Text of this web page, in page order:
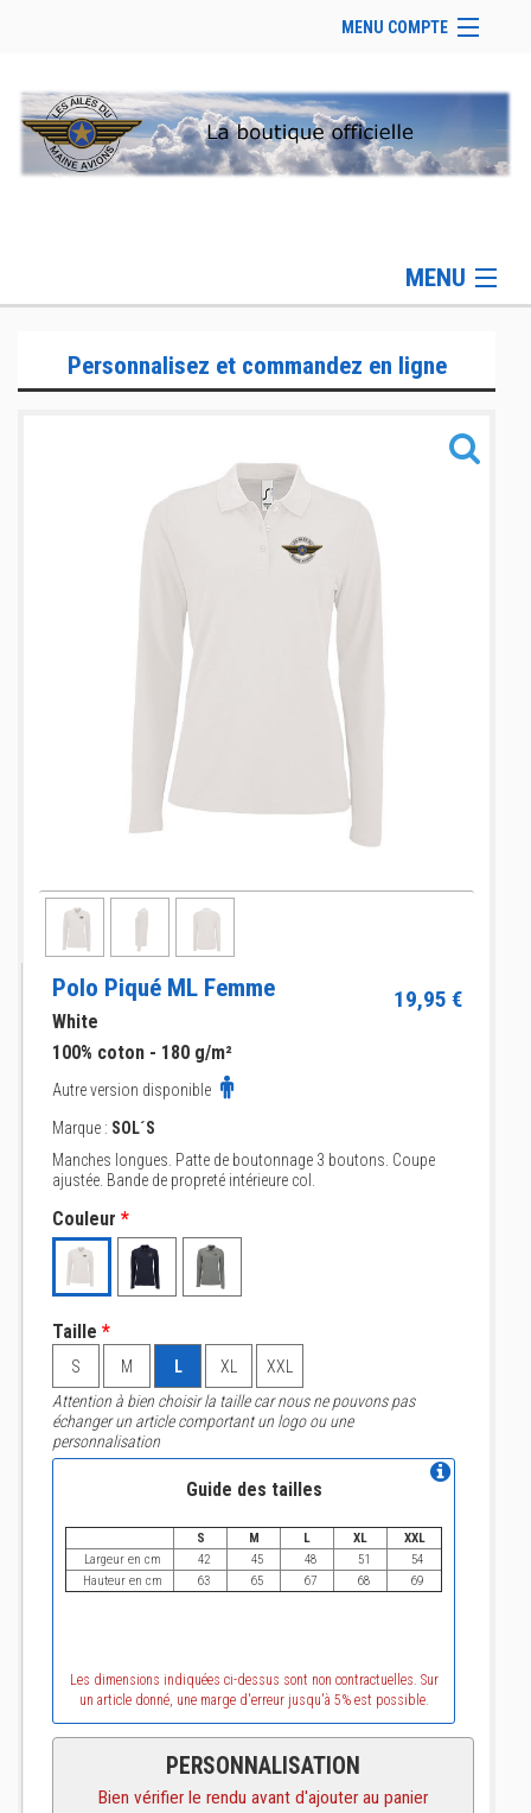
MENU COMPTE
Site Web du club
Se connecter
Panier (vide)
MENU
Gamme Sportswear
Personnalisez et commandez en ligne
Polo Piqué ML Femme 19,95 €
White
100% coton - 180 g/m²
Autre version disponible
Marque : SOL´S
Manches longues. Patte de boutonnage 3 boutons. Coupe
ajustée. Bande de propreté intérieure col.
Couleur *
Taille *
S M L XL
XXL
Attention à bien choisir la taille car nous ne pouvons pas
échanger un article comportant un logo ou une
personnalisation
Guide des tailles
S M L XL
XXL
Largeur en cm
42 45 48 51
54
Hauteur en cm
63 65 67 68 69
Les dimensions indiquées ci-dessus sont non contractuelles. Sur
un article donné, une marge d'erreur jusqu'à 5% est possible.
PERSONNALISATION
Bien vérifier le rendu avant d'ajouter au panier